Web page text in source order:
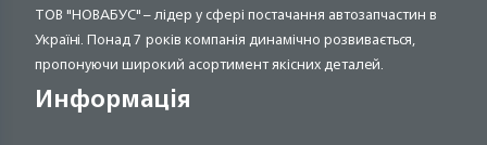
ТОВ "НОВАБУС" – лідер у сфері постачання автозапчастин в
Україні. Понад 7 років компанія динамічно розвивається,
пропонуючи широкий асортимент якісних деталей.
Информація